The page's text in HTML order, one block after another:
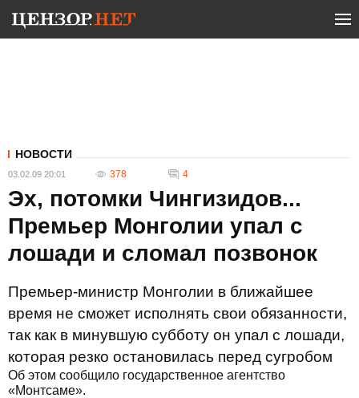
НОВОСТИ
03.02.09 20:01 378 4
Эх, потомки Чингизидов...
Премьер Монголии упал с
лошади и сломал позвонок
Премьер-министр Монголии в ближайшее
время не сможет исполнять свои обязанности,
так как в минувшую субботу он упал с лошади,
которая резко остановилась перед сугробом
Об этом сообщило государственное агентство
«Монтсаме».